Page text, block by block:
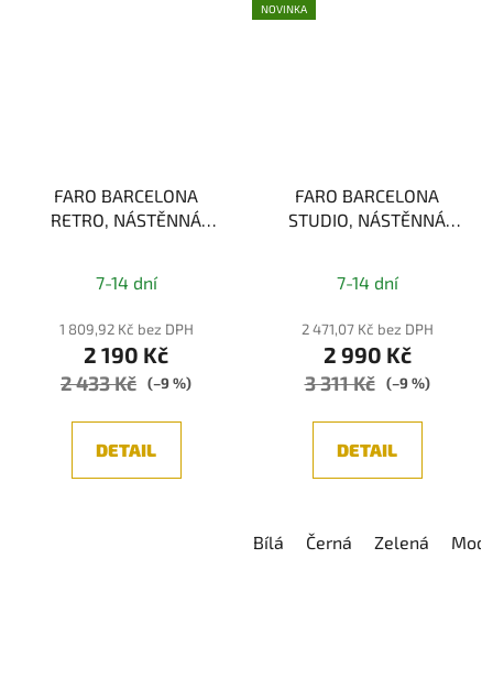
FARO BARCELONA
RETRO, NÁSTĚNNÁ
7-14 dní
1 809,92 Kč bez DPH
2 190 Kč
2 433 Kč (–9 %)
DETAIL
NOVINKA
FARO BARCELONA
STUDIO, NÁSTĚNNÁ
7-14 dní
2 471,07 Kč bez DPH
2 990 Kč
3 311 Kč (–9 %)
DETAIL
Bílá Černá Zelená